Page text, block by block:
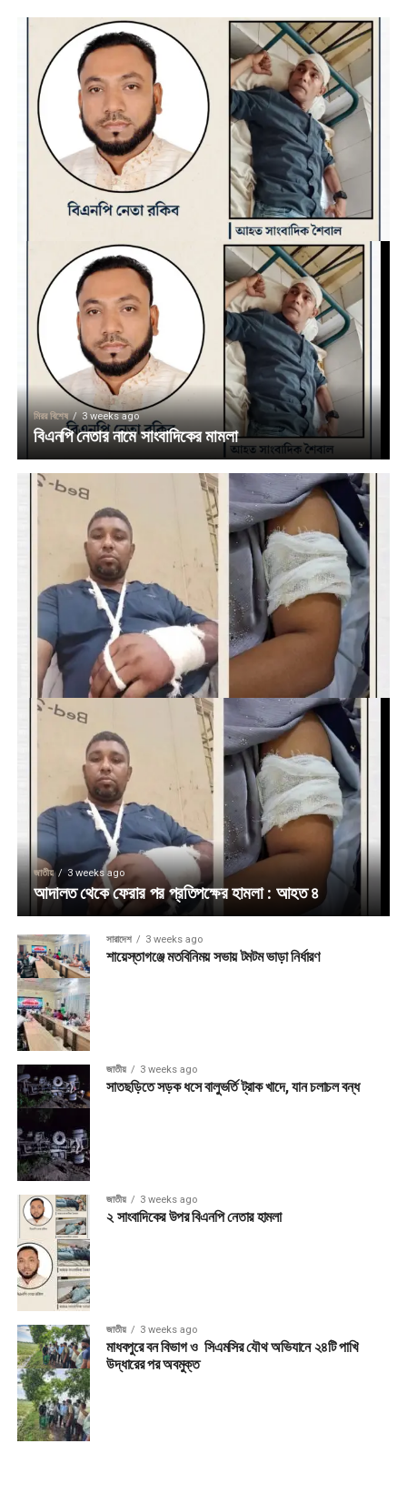
মিরর বিশেষ 3 weeks ago
বিএনপি নেতার নামে সাংবাদিকের মামলা
জাতীয় 3 weeks ago
আদালত থেকে ফেরার পর প্রতিপক্ষের হামলা : আহত ৪
সারাদেশ 3 weeks ago
শায়েস্তাগঞ্জে মতবিনিময় সভায় টমটম ভাড়া নির্ধারণ
জাতীয় 3 weeks ago
সাতছড়িতে সড়ক ধসে বালুভর্তি ট্রাক খাদে, যান চলাচল বন্ধ
জাতীয় 3 weeks ago
২ সাংবাদিকের উপর বিএনপি নেতার হামলা
জাতীয় 3 weeks ago
মাধবপুরে বন বিভাগ ও সিএমসির যৌথ অভিযানে ২৪টি পাখি
উদ্ধারের পর অবমুক্ত